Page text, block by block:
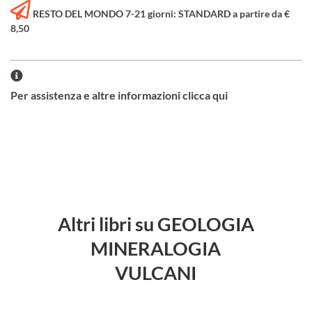
RESTO DEL MONDO 7-21 giorni: STANDARD a partire da €
8,50
Per assistenza e altre informazioni clicca qui
Altri libri su GEOLOGIA
MINERALOGIA
VULCANI